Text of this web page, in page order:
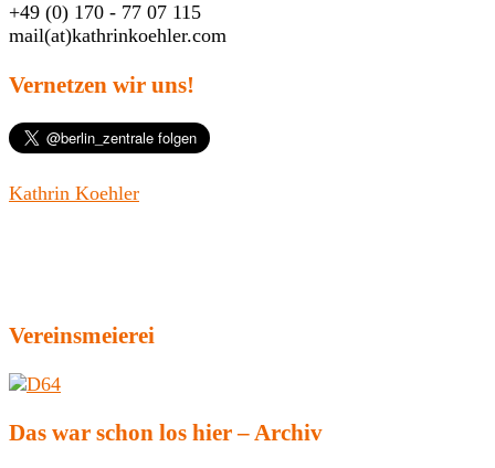
+49 (0) 170 - 77 07 115
mail(at)kathrinkoehler.com
Vernetzen wir uns!
Kathrin Koehler
Vereinsmeierei
Das war schon los hier – Archiv